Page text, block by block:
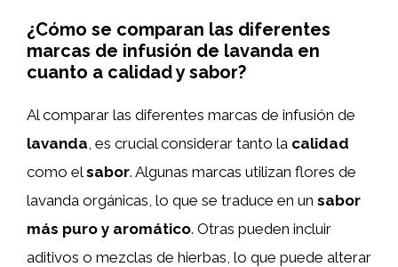
¿Cómo se comparan las diferentes
marcas de infusión de lavanda en
cuanto a calidad y sabor?
Al comparar las diferentes marcas de infusión de
lavanda, es crucial considerar tanto la calidad
como elsabor. Algunas marcas utilizan flores de
lavanda orgánicas, lo que se traduce en un sabor
más puro y aromático. Otras pueden incluir
aditivos o mezclas de hierbas, lo que puede alterar